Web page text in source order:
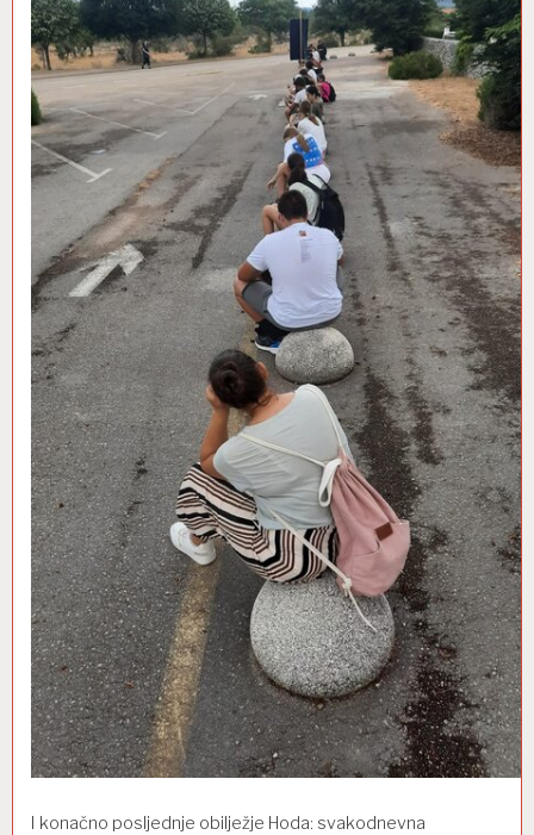
I konačno posljednje obilježje Hoda: svakodnevna